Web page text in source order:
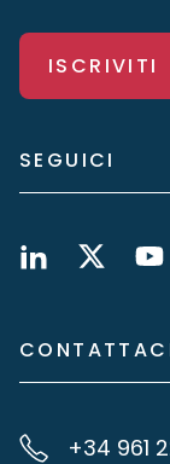
ISCRIVITI
SEGUICI
+34 961